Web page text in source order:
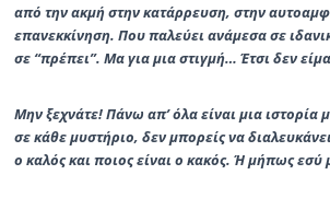
από την ακμή στην κατάρρευση, στην
επανεκκίνηση. Που παλεύει ανάμεσα σε
σε “πρέπει”. Μα για μια στιγμή… Έτσι δεν
Μην ξεχνάτε! Πάνω απ’ όλα είναι μια ιστορία
σε κάθε μυστήριο, δεν μπορείς να
ο καλός και ποιος είναι ο κακός. Ή μήπως εσύ